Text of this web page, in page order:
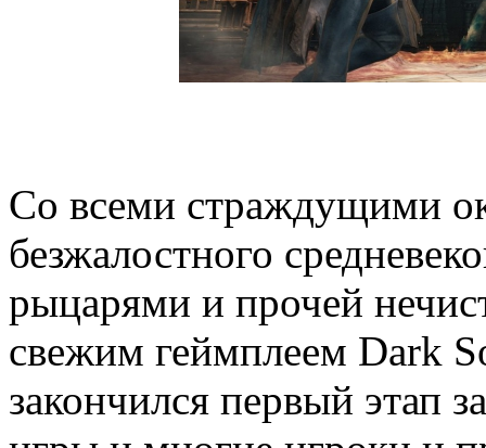
Со всеми страждущими
безжалостного
рыцарями и прочей
свежим геймплеем Dark
закончился первый этап